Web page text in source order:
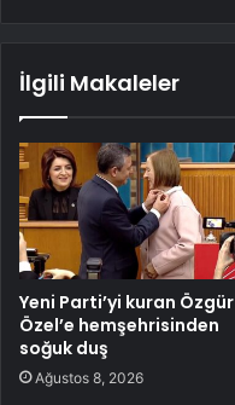
İlgili Makaleler
Yeni Parti’yi kuran Özgür
Özel’e hemşehrisinden
soğuk duş
Ağustos 8, 2026